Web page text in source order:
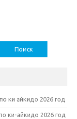
ки айкидо 2026 год
ки-айкидо 2026 год